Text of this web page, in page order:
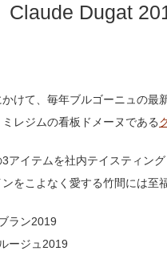
Claude Dugat
けて、毎年ブルゴーニュの最
レジムの看板ドメーヌである
アイテムを社内テイスティング
をこよなく愛する竹間には至
ラン2019
ージュ2019